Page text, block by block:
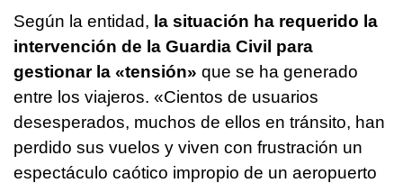
Según la entidad, la situación ha requerido la
intervención de la Guardia Civil para
gestionar la «tensión» que se ha generado
entre los viajeros. «Cientos de usuarios
desesperados, muchos de ellos en tránsito, han
perdido sus vuelos y viven con frustración un
espectáculo caótico impropio de un aeropuerto